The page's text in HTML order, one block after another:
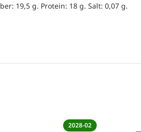
19,5 g. Protein: 18 g. Salt: 0,07 g.
2028-02